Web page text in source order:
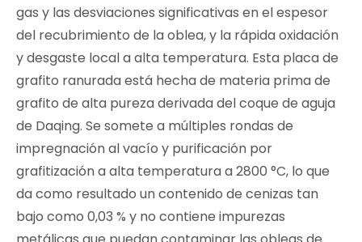
gas y las desviaciones significativas en el espesor
del recubrimiento de la oblea, y la rápida oxidación
y desgaste local a alta temperatura. Esta placa de
grafito ranurada está hecha de materia prima de
grafito de alta pureza derivada del coque de aguja
de Daqing. Se somete a múltiples rondas de
impregnación al vacío y purificación por
grafitización a alta temperatura a 2800 °C, lo que
da como resultado un contenido de cenizas tan
bajo como 0,03 % y no contiene impurezas